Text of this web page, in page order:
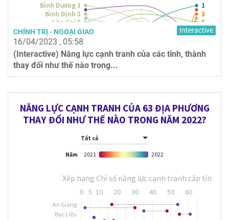
CHÍNH TRỊ - NGOẠI GIAO Interactive
16/04/2023 , 05:58
(Interactive) Năng lực cạnh tranh của các tỉnh, thành
thay đổi như thế nào trong...